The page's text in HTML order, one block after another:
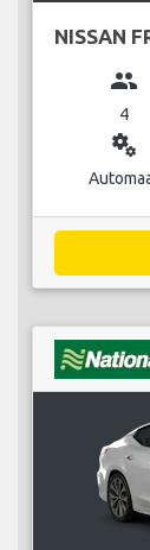
NISSAN
group
4
miscellaneous_services